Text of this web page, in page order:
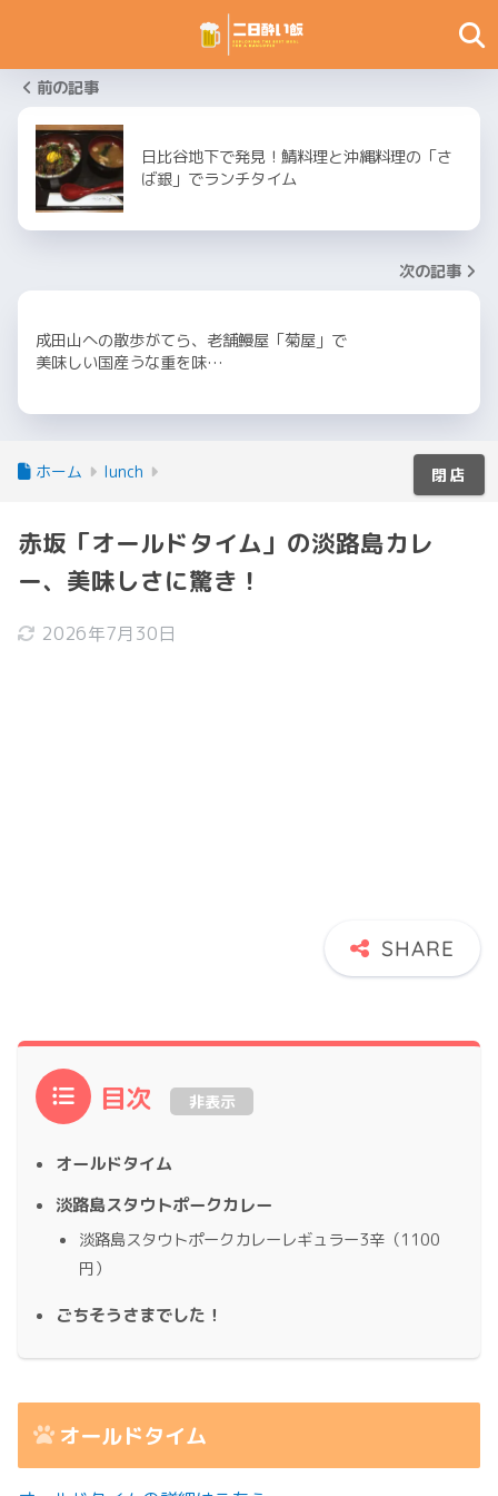
前の記事
日比谷地下で発見！鯖料理と沖縄料理の「さ
ば銀」でランチタイム
次の記事
成田山への散歩がてら、老舗鰻屋「菊屋」で
美味しい国産うな重を味…
ホーム lunch
赤坂「オールドタイム」の淡路島カレ
ー、美味しさに驚き！
2026年7月30日
目次 非表示
オールドタイム
淡路島スタウトポークカレー
淡路島スタウトポークカレーレギュラー3辛（1100
円）
ごちそうさまでした！
オールドタイム